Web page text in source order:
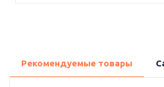
Рекомендуемые товары